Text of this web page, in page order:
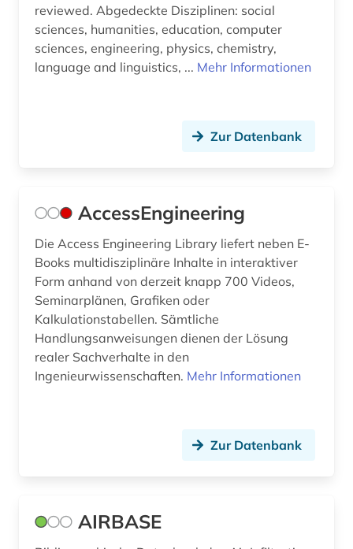
betonbau (1)
betriebsführung (1)
bewehrung (1)
bgvr (1)
bibliografie (15)
bibliographie (9)
bibliothek (2)
bibliotheksbau (1)
bibliothekskatalog plus (1)
reviewed. Abgedeckte Disziplinen: social
sciences, humanities, education, computer
sciences, engineering, physics, chemistry,
language and linguistics, ... Mehr Informationen
Zur Datenbank
AccessEngineering
Die Access Engineering Library liefert neben E-
Books multidisziplinäre Inhalte in interaktiver
Form anhand von derzeit knapp 700 Videos,
Seminarplänen, Grafiken oder
Kalkulationstabellen. Sämtliche
Handlungsanweisungen dienen der Lösung
realer Sachverhalte in den
Ingenieurwissenschaften. Mehr Informationen
Zur Datenbank
AIRBASE